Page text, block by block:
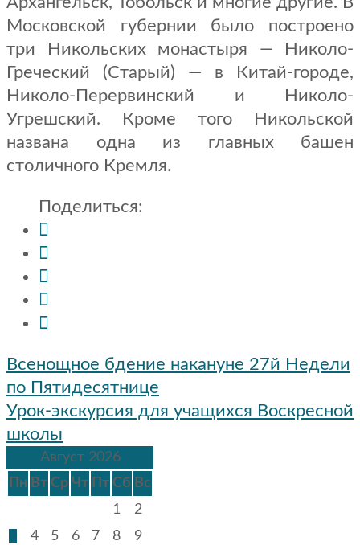
Московской губернии было построено
три Никольских монастыря — Николо-
Греческий (Старый) — в Китай-городе,
Николо-Перервинский и Николо-
Угрешский. Кроме того Никольской
названа одна из главных башен
столичного Кремля.
Поделиться:
Навигация
по
записям
Всенощное бдение накануне 27й Недели
по Пятидесятнице
Урок-экскурсия для учащихся Воскресной
школы
Август 2026
Пн Вт Ср Чт Пт Сб Вс
1
2
4 5 6 7 8
9